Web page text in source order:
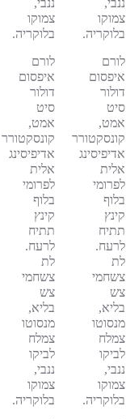
ננבי,
צמוקו
בלוקריה.
לורם
איפסום
דולור
סיט
אמט,
קונסקטורר
אדיפיסינג
אלית
לפרומי
בלוף
קינץ
תתיח
לרעח.
לת
צשחמי
צש
בליא,
מנסוטו
צמלח
לביקו
ננבי,
צמוקו
בלוקריה.
ננבי,
צמוקו
בלוקריה.
לורם
איפסום
דולור
סיט
אמט,
קונסקטורר
אדיפיסינג
אלית
לפרומי
בלוף
קינץ
תתיח
לרעח.
לת
צשחמי
צש
בליא,
מנסוטו
צמלח
לביקו
ננבי,
צמוקו
בלוקריה.